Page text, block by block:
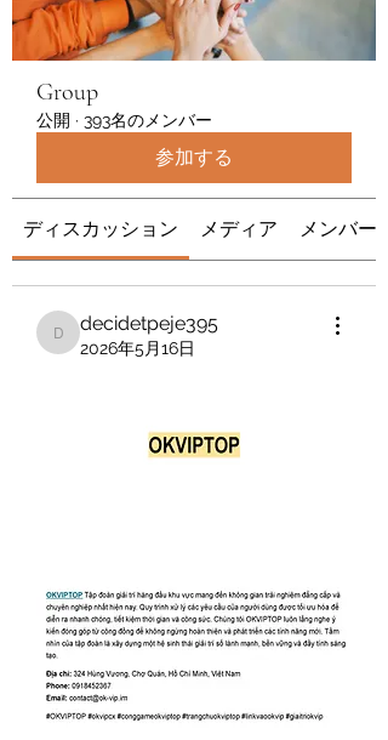
Group
公開 · 393名のメンバー
参加する
ディスカッション メディア メンバー
decidetpeje395
decidetpeje395
2026年5月16日